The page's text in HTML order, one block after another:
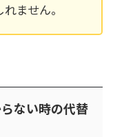
ません。
ない時の代替